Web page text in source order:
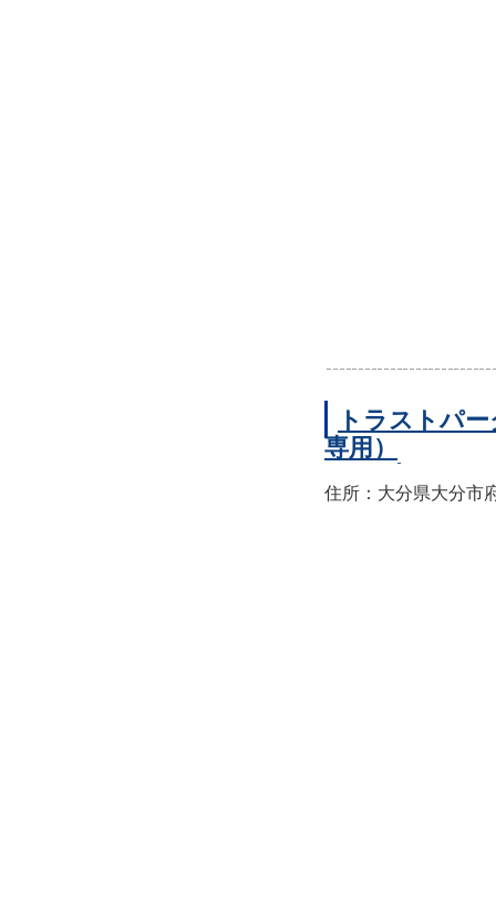
トラストパ
専用）
住所：大分県大分市